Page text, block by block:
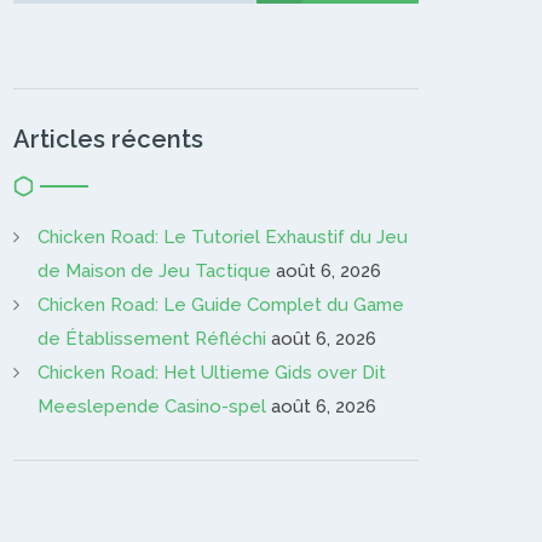
Articles récents
Chicken Road: Le Tutoriel Exhaustif du Jeu
de Maison de Jeu Tactique août 6, 2026
Chicken Road: Le Guide Complet du Game
de Établissement Réfléchi août 6, 2026
Chicken Road: Het Ultieme Gids over Dit
Meeslepende Casino-spel août 6, 2026